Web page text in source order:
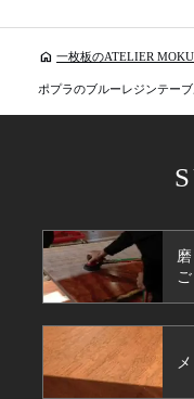
home 一枚板のATELIER
ポプラのブルーレジンテー